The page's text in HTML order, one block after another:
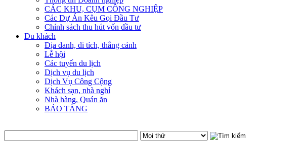
CÁC KHU, CỤM CÔNG NGHIỆP
Các Dự Án Kêu Gọi Đầu Tư
Chính sách thu hút vốn đầu tư
Du khách
Địa danh, di tích, thắng cảnh
Lễ hội
Các tuyến du lịch
Dịch vụ du lịch
Dịch Vụ Công Cộng
Khách sạn, nhà nghỉ
Nhà hàng, Quán ăn
BẢO TÀNG